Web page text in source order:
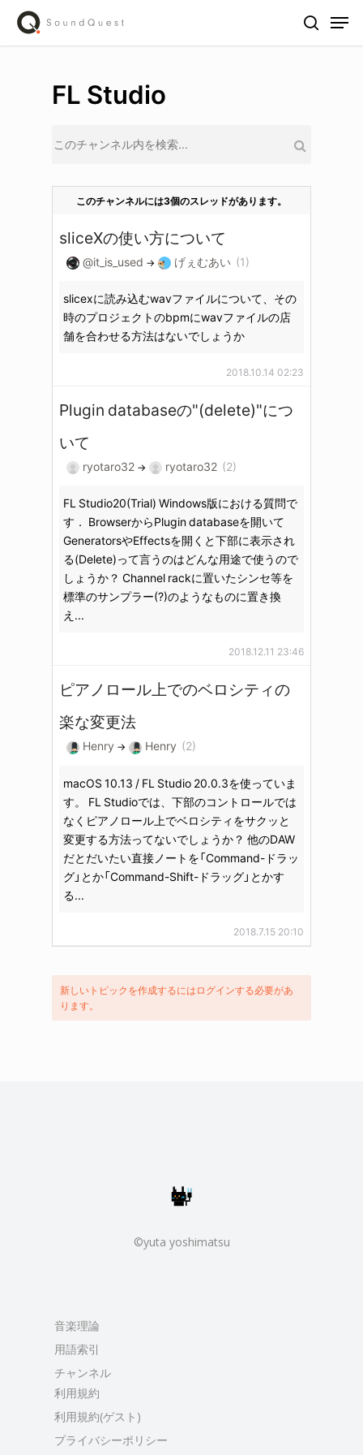
Skip
search
FL Studio
このチャンネルには3個のスレッドがあります。
sliceXの使い方について
@it_is_used → げぇむあい (1)
slicexに読み込むwavファイルについて、その
時のプロジェクトのbpmにwavファイルの店
舗を合わせる方法はないでしょうか
2018.10.14 02:23
Plugin databaseの"(delete)"につ
いて
ryotaro32 → ryotaro32 (2)
FL Studio20(Trial) Windows版における質問で
す． BrowserからPlugin databaseを開いて
GeneratorsやEffectsを開くと下部に表示され
る(Delete)って言うのはどんな用途で使うので
しょうか？ Channel rackに置いたシンセ等を
標準のサンプラー(?)のようなものに置き換
え...
2018.12.11 23:46
ピアノロール上でのベロシティの
楽な変更法
Henry → Henry (2)
macOS 10.13 / FL Studio 20.0.3を使っていま
す。 FL Studioでは、下部のコントロールでは
なくピアノロール上でベロシティをサクッと
変更する方法ってないでしょうか？ 他のDAW
だとだいたい直接ノートを「Command-ドラッ
グ」とか「Command-Shift-ドラッグ」とかす
る...
2018.7.15 20:10
新しいトピックを作成するにはログインする必要があ
ります。
©yuta yoshimatsu
音楽理論
用語索引
チャンネル
利用規約
利用規約(ゲスト)
プライバシーポリシー